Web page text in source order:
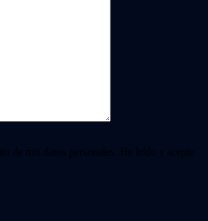
de mis datos personales. He leído y acepto